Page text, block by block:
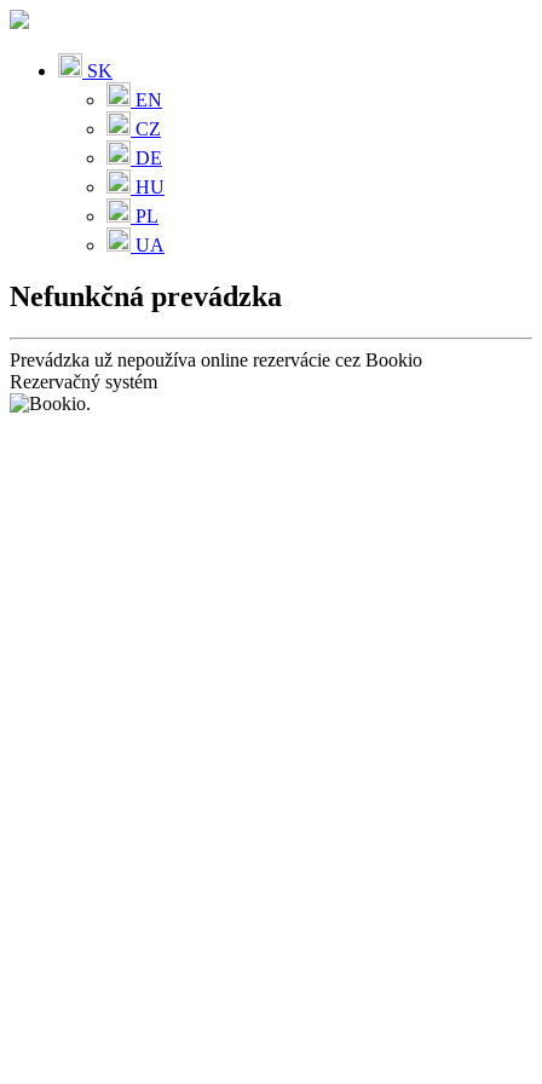
SK
EN
CZ
DE
HU
PL
UA
Nefunkčná prevádzka
Prevádzka už nepoužíva online rezervácie cez Bookio
Rezervačný systém